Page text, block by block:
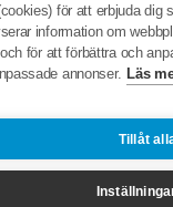
för att erbjuda dig
information om
för att förbättra och
annonser. Läs
Tillåt